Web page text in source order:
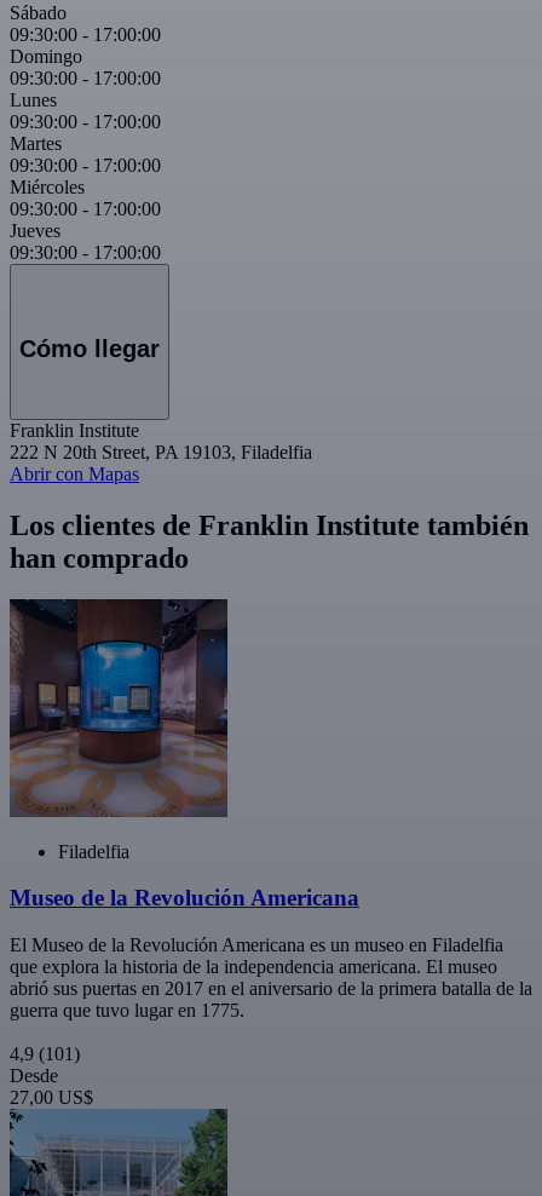
Sábado
09:30:00 - 17:00:00
Domingo
09:30:00 - 17:00:00
Lunes
09:30:00 - 17:00:00
Martes
09:30:00 - 17:00:00
Miércoles
09:30:00 - 17:00:00
Jueves
09:30:00 - 17:00:00
Cómo llegar
Franklin Institute
222 N 20th Street, PA 19103, Filadelfia
Abrir con Mapas
Los clientes de Franklin Institute también
han comprado
Filadelfia
Museo de la Revolución Americana
El Museo de la Revolución Americana es un museo en Filadelfia
que explora la historia de la independencia americana. El museo
abrió sus puertas en 2017 en el aniversario de la primera batalla de la
guerra que tuvo lugar en 1775.
4,9 (101)
Desde
27,00 US$